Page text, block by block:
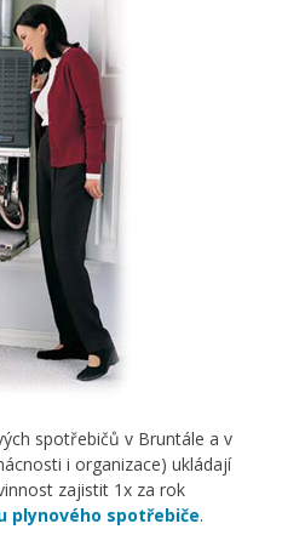
spotřebičů v Bruntále a v
i organizace) ukládají
zajistit 1x za rok
plynového spotřebiče.